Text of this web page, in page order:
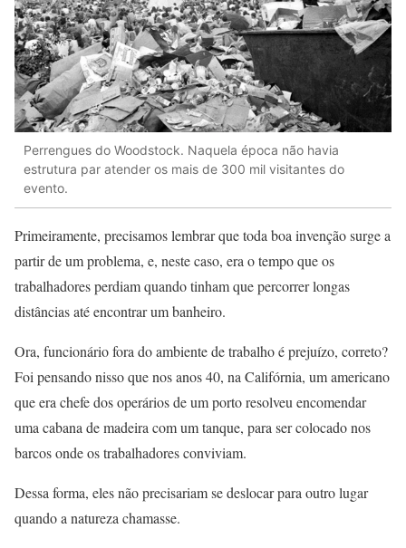
Perrengues do Woodstock. Naquela época não havia
estrutura par atender os mais de 300 mil visitantes do
evento.
Primeiramente, precisamos lembrar que toda boa invenção surge a
partir de um problema, e, neste caso, era o tempo que os
trabalhadores perdiam quando tinham que percorrer longas
distâncias até encontrar um banheiro.
Ora, funcionário fora do ambiente de trabalho é prejuízo, correto?
Foi pensando nisso que nos anos 40, na Califórnia, um americano
que era chefe dos operários de um porto resolveu encomendar
uma cabana de madeira com um tanque, para ser colocado nos
barcos onde os trabalhadores conviviam.
Dessa forma, eles não precisariam se deslocar para outro lugar
quando a natureza chamasse.